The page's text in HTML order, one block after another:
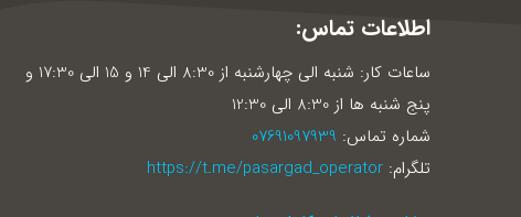
اطلاعات تماس:
ساعات کار: شنبه الی چهارشنبه از 8:30 الی 14 و 15 الی 17:30 و
پنج شنبه ها از 8:30 الی 12:30
شماره تماس: 07691097939
تلگرام: https://t.me/pasargad_operator